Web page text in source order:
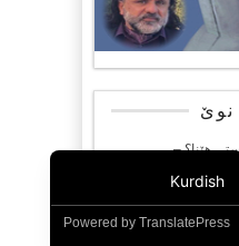
نوێ
هێنا؟ –
لە مارکسیزم لەگەڵ
هۆڵەندا
Powered by TranslatePress
Kurdish